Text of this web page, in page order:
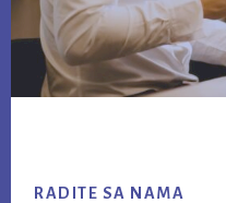
RADITE SA NAMA